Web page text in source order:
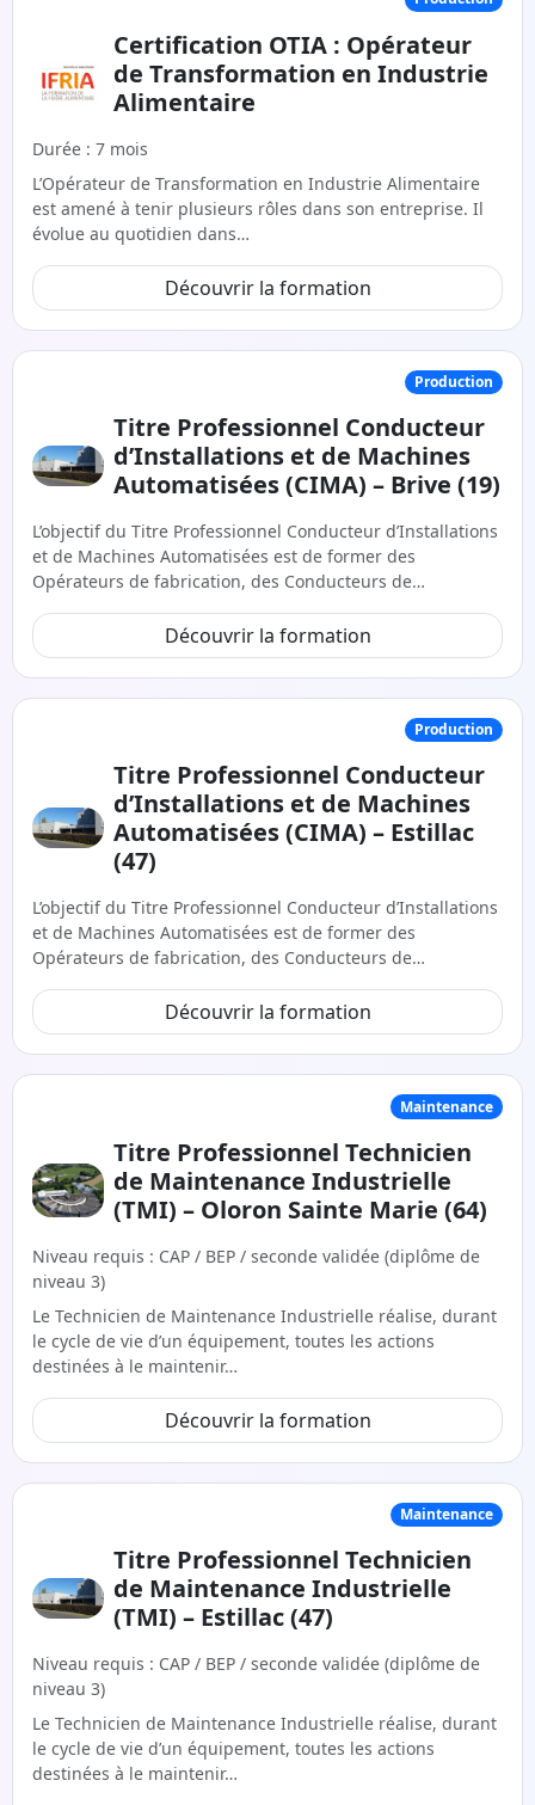
Certification OTIA : Opérateur
de Transformation en Industrie
Alimentaire
Durée : 7 mois
L’Opérateur de Transformation en Industrie Alimentaire
est amené à tenir plusieurs rôles dans son entreprise. Il
évolue au quotidien dans…
Découvrir la formation
Production
Titre Professionnel Conducteur
d’Installations et de Machines
Automatisées (CIMA) – Brive (19)
L’objectif du Titre Professionnel Conducteur d’Installations
et de Machines Automatisées est de former des
Opérateurs de fabrication, des Conducteurs de…
Découvrir la formation
Production
Titre Professionnel Conducteur
d’Installations et de Machines
Automatisées (CIMA) – Estillac
(47)
L’objectif du Titre Professionnel Conducteur d’Installations
et de Machines Automatisées est de former des
Opérateurs de fabrication, des Conducteurs de…
Découvrir la formation
Maintenance
Titre Professionnel Technicien
de Maintenance Industrielle
(TMI) – Oloron Sainte Marie (64)
Niveau requis : CAP / BEP / seconde validée (diplôme de
niveau 3)
Le Technicien de Maintenance Industrielle réalise, durant
le cycle de vie d’un équipement, toutes les actions
destinées à le maintenir…
Découvrir la formation
Maintenance
Titre Professionnel Technicien
de Maintenance Industrielle
(TMI) – Estillac (47)
Niveau requis : CAP / BEP / seconde validée (diplôme de
niveau 3)
Le Technicien de Maintenance Industrielle réalise, durant
le cycle de vie d’un équipement, toutes les actions
destinées à le maintenir…